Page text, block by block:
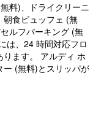
料)、ドライクリーニ
朝食ビュッフェ (無
ルフパーキング (無
は、24 時間対応フロ
ます。 アルディ ホ
ー (無料)とスリッパが